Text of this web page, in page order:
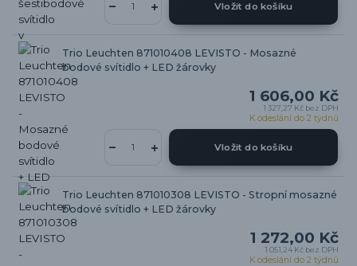
Vložit do košíku
Trio Leuchten 871010408 LEVISTO - Mosazné
bodové svítidlo + LED žárovky
1 606,00 Kč
1 327,27 Kč bez DPH
K odeslání do 2 týdnů
Vložit do košíku
Trio Leuchten 871010308 LEVISTO - Stropní mosazné
bodové svítidlo + LED žárovky
1 272,00 Kč
1 051,24 Kč bez DPH
K odeslání do 2 týdnů